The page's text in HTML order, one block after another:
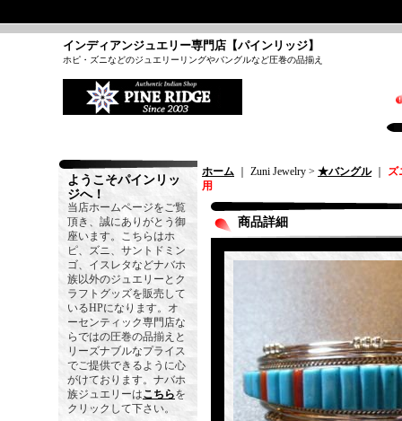
インディアンジュエリー専門店【パインリッジ】
ホピ・ズニなどのジュエリーリングやバングルなど圧巻の品揃え
ようこそパインリッ
ジへ！
当店ホームページをご覧
頂き、誠にありがとう御
座います。こちらはホ
ピ、ズニ、サントドミン
ゴ、イスレタなどナバホ
族以外のジュエリーとク
ラフトグッズを販売して
いるHPになります。オ
ーセンティック専門店な
らではの圧巻の品揃えと
リーズナブルなプライス
でご提供できるように心
がけております。ナバホ
族ジュエリーはこちらを
クリックして下さい。
ホーム ｜ Zuni Jewelry > ★バングル｜ ズ
用
商品詳細